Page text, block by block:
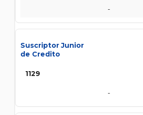
-
Suscriptor Junior
de Credito
1129
-